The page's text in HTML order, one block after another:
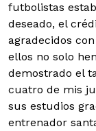
futbolistas
deseado, el
agradecidos
ellos no solo
demostrado el
cuatro de mis
sus estudios
entrenador